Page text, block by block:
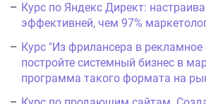
Курс по Яндекс Директ:
эффективней, чем 97%
Курс "Из фрилансера в рекламное
постройте системный бизнес в
программа такого формата на